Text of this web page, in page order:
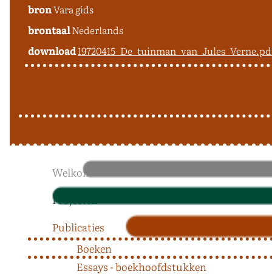
Welkom
Projecten
Publicaties
Boeken
Essays - boekhoofdstukken
bronVara gids
brontaalNederlands
download